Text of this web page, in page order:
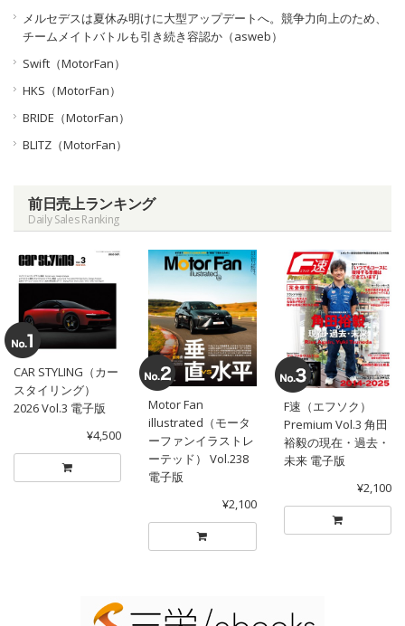
メルセデスは夏休み明けに大型アップデートへ。競争力向上のため、
チームメイトバトルも引き続き容認か（asweb）
Swift（MotorFan）
HKS（MotorFan）
BRIDE（MotorFan）
BLITZ（MotorFan）
前日売上ランキング
Daily Sales Ranking
CAR STYLING（カー
スタイリング）
2026 Vol.3 電子版
¥4,500
Motor Fan
illustrated（モータ
ーファンイラストレ
ーテッド） Vol.238
電子版
¥2,100
F速（エフソク）
Premium Vol.3 角田
裕毅の現在・過去・
未来 電子版
¥2,100